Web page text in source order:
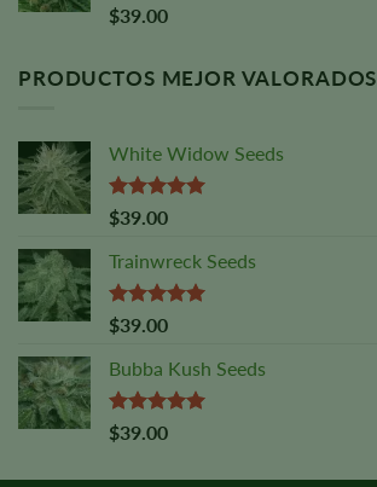
Valorado
con
$39.00
PRODUCTOS MEJOR VALORADOS
White Widow Seeds
Valorado
con
sobre 5
$39.00
Trainwreck Seeds
Valorado
con
sobre 5
$39.00
Bubba Kush Seeds
Valorado
con
$39.00